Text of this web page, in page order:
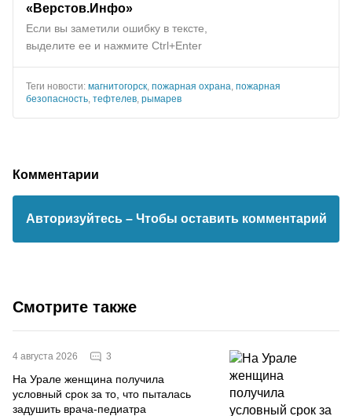
«Верстов.Инфо»
Если вы заметили ошибку в тексте,
выделите ее и нажмите Ctrl+Enter
Теги новости: магнитогорск, пожарная охрана, пожарная
безопасность, тефтелев, рымарев
Комментарии
Авторизуйтесь – Чтобы оставить комментарий
Смотрите также
4 августа 2026 3
На Урале женщина получила
условный срок за то, что пыталась
задушить врача-педиатра